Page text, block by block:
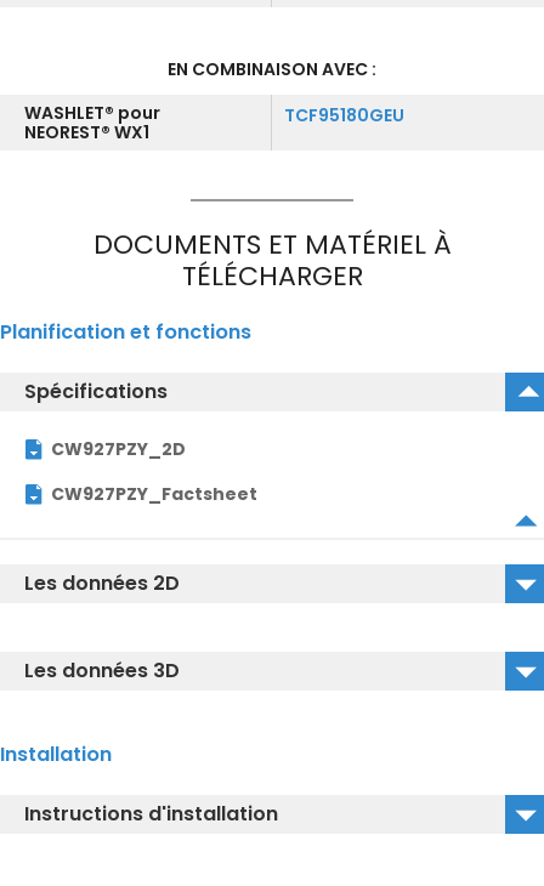
EN COMBINAISON AVEC :
WASHLET® pour
NEOREST® WX1
TCF95180GEU
DOCUMENTS ET MATÉRIEL À
TÉLÉCHARGER
Planification et fonctions
Spécifications
CW927PZY_2D
CW927PZY_Factsheet
Les données 2D
CW927PZY_2D_DXF
Les données 3D
TCF95180GEU_CW927PZY_3D_IGS
Installation
Instructions d'installation